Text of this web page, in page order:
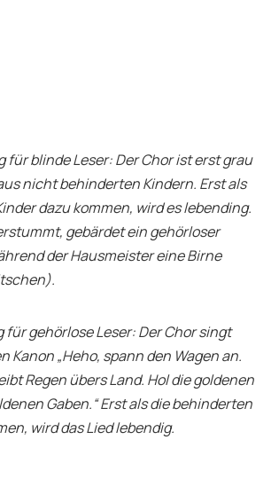
für blinde Leser: Der Chor ist erst grau
nicht behinderten Kindern. Erst als
dazu kommen, wird es lebending.
gebärdet ein gehörloser
der Hausmeister eine Birne
für gehörlose Leser: Der Chor singt
Kanon „Heho, spann den Wagen an.
Regen übers Land. Hol die goldenen
Gaben.“ Erst als die behinderten
wird das Lied lebendig.